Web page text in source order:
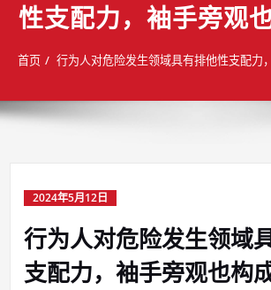
性支配力，袖手旁观
首页 行为人对危险发生领域具有排他性支配力
2024年5月12日
行为人对危险发生领域
支配力，袖手旁观也构